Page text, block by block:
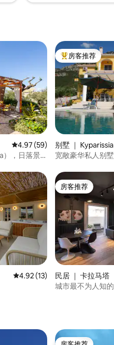
平均评分 4.97 分（满分 5 分）
4.97 (59)
），日落景
热门「房客推荐
房客推荐
别墅 ｜ Kyparissia
宽敞豪华私人别墅
平均评分 4.92 分（满分 5 分）
4.92 (13)
房客推荐
房客推荐
民居 ｜ 卡拉马塔
城市最不为人知